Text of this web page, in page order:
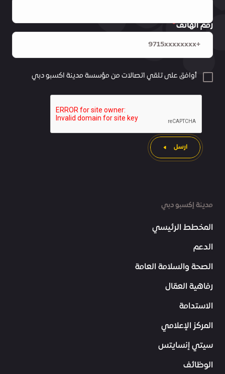
مدينة إكسبو دبي
المخطط الرئيسي
الدعم
الصحة والسلامة العامة
رفاهية العمّال
الاستدامة
المركز الإعلامي
سيتي إنسايتس
الوظائف
رقم الهاتف
أوافق على تلقي اتصالات من مؤسسة مدينة اكسبو دبي
ارسل